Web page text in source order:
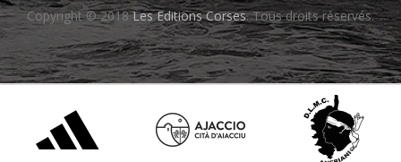
Copyright © 2018Les Editions Corses. Tous droits réservés.